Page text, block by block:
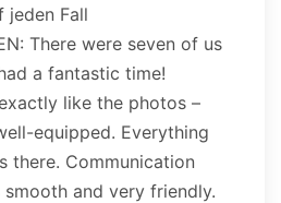
jeden Fall
There were seven of us
a fantastic time!
like the photos –
equipped. Everything
there. Communication
and very friendly.